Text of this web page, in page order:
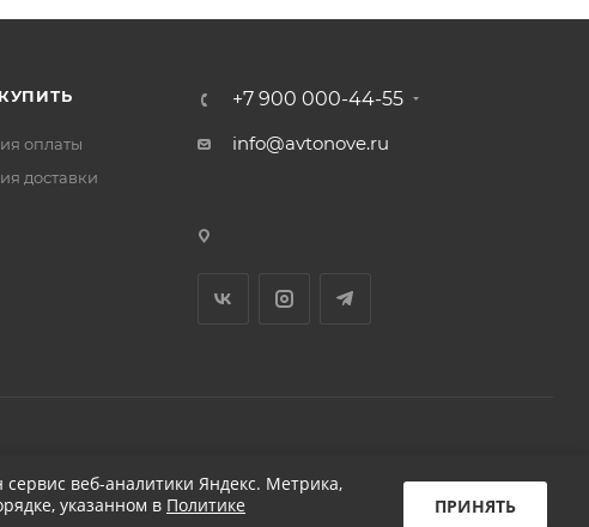
оплаты
доставки
+7 900 000-44-55
info@avtonove.ru
Разработано в KAPUSTA LAB
веб-аналитики Яндекс. Метрика,
указанном в Политике
ПРИНЯТЬ